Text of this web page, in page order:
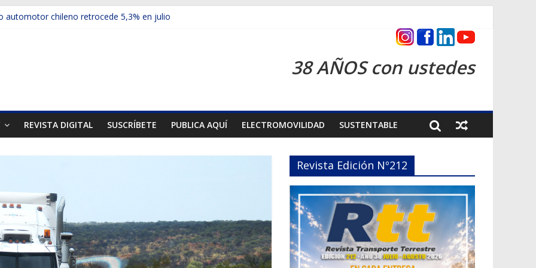
automotor chileno retrocede 5,3% en julio
presentó la recién estrenada Bolden en la Expo Compras Públicas 2026
mercado internacional en lanzar la nueva Maxus T70
38 AÑOS con ustedes
REVISTA DIGITAL SUSCRÍBETE PUBLICA AQUÍ ELECTROMOVILIDAD SUSTENTABLE
Revista Edición Nº212